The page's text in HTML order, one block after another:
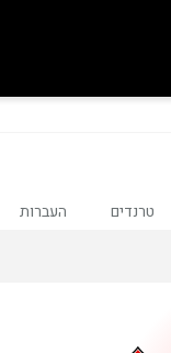
טרנדים העברות